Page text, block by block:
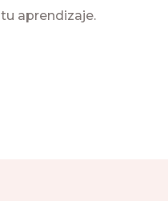
tu aprendizaje.